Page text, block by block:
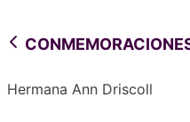
Hermana Ann Driscoll